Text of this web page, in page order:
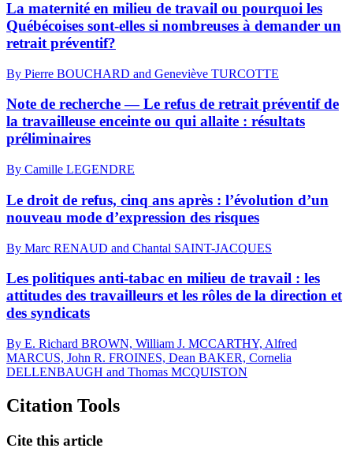
La maternité en milieu de travail ou pourquoi les
Québécoises sont-elles si nombreuses à demander un
retrait préventif?
By Pierre BOUCHARD and Geneviève TURCOTTE
Note de recherche — Le refus de retrait préventif de
la travailleuse enceinte ou qui allaite : résultats
préliminaires
By Camille LEGENDRE
Le droit de refus, cinq ans après : l’évolution d’un
nouveau mode d’expression des risques
By Marc RENAUD and Chantal SAINT-JACQUES
Les politiques anti-tabac en milieu de travail : les
attitudes des travailleurs et les rôles de la direction et
des syndicats
By E. Richard BROWN, William J. MCCARTHY, Alfred
MARCUS, John R. FROINES, Dean BAKER, Cornelia
DELLENBAUGH and Thomas MCQUISTON
Citation Tools
Cite this article